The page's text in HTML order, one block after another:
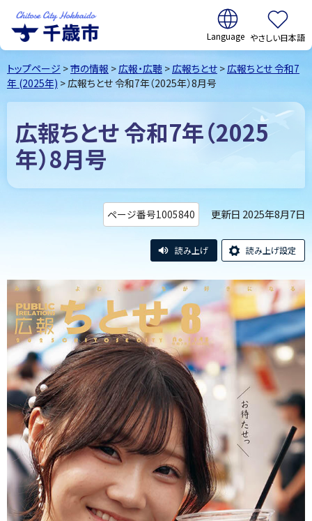
千歳市Chitose
City Hokkaido
翻訳:
やさしい日本語
トップページ >市の情報 >広報・広聴 >広報ちとせ >広報ちとせ 令和7
年 (2025年) > 広報ちとせ 令和7年（2025年）8月号
広報ちとせ 令和7年（2025
年）8月号
ページ番号1005840 更新日 2025年8月7日
読み上げ 読み上げ設定